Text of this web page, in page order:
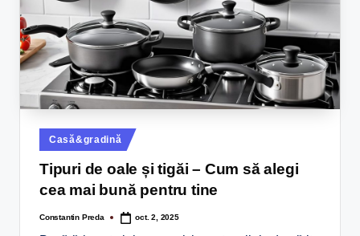
Casă&gradină
Tipuri de oale și tigăi – Cum să alegi
cea mai bună pentru tine
Constantin Preda oct. 2, 2025